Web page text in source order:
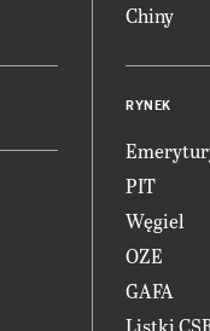
Chiny
RYNEK
PIT
Węgiel
OZE
GAFA